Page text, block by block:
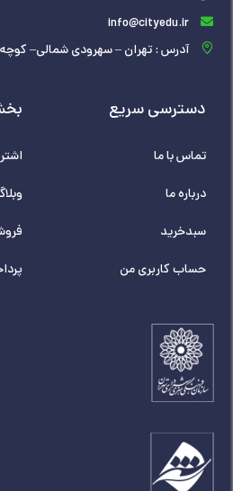
info@cityedu.ir
آدرس : تهران – سهرودی شمالی–
دسترسی سریع
تماس با ما
درباره ما
سبدخرید
حساب کاربری من